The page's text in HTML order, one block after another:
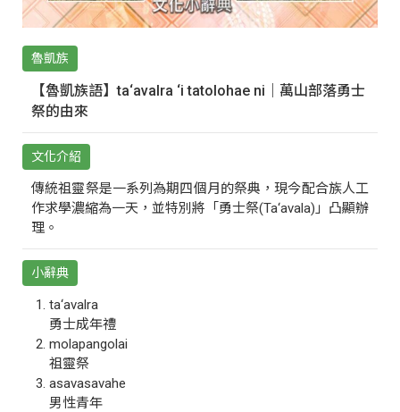
魯凱族
【魯凱族語】ta‘avalra ‘i tatolohae ni｜萬山部落勇士
祭的由來
文化介紹
傳統祖靈祭是一系列為期四個月的祭典，現今配合族人工
作求學濃縮為一天，並特別將「勇士祭(Ta‘avala)」凸顯辦
理。
小辭典
ta‘avalra
勇士成年禮
molapangolai
祖靈祭
asavasavahe
男性青年